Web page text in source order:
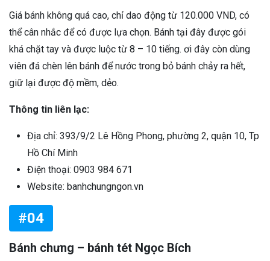
Giá bánh không quá cao, chỉ dao động từ 120.000 VND, có
thể cân nhắc để có được lựa chọn. Bánh tại đây được gói
khá chặt tay và được luộc từ 8 – 10 tiếng. ơi đây còn dùng
viên đá chèn lên bánh để nước trong bỏ bánh chảy ra hết,
giữ lại được độ mềm, dẻo.
Thông tin liên lạc:
Địa chỉ: 393/9/2 Lê Hồng Phong, phường 2, quận 10, Tp
Hồ Chí Minh
Điện thoại: 0903 984 671
Website: banhchungngon.vn
#04
Bánh chưng – bánh tét Ngọc Bích